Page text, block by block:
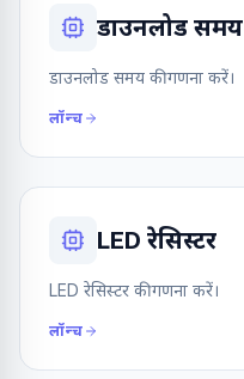
डाउनलोड समय
डाउनलोड समय की गणना करें।
लॉन्च
LED रेसिस्टर
LED रेसिस्टर की गणना करें।
लॉन्च